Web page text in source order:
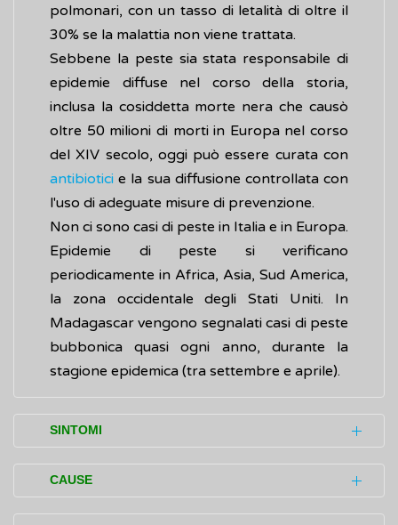
polmonari, con un tasso di letalità di oltre il
30% se la malattia non viene trattata.
Sebbene la peste sia stata responsabile di
epidemie diffuse nel corso della storia,
inclusa la cosiddetta morte nera che causò
oltre 50 milioni di morti in Europa nel corso
del XIV secolo, oggi può essere curata con
antibioticie la sua diffusione controllata con
l'uso di adeguate misure di prevenzione.
Non ci sono casi di peste in Italia e in Europa.
Epidemie di peste si verificano
periodicamente in Africa, Asia, Sud America,
la zona occidentale degli Stati Uniti. In
Madagascar vengono segnalati casi di peste
bubbonica quasi ogni anno, durante la
stagione epidemica (tra settembre e aprile).
SINTOMI
Le persone infettate da
sintomi dopo un periodo di incubazione da
CAUSE